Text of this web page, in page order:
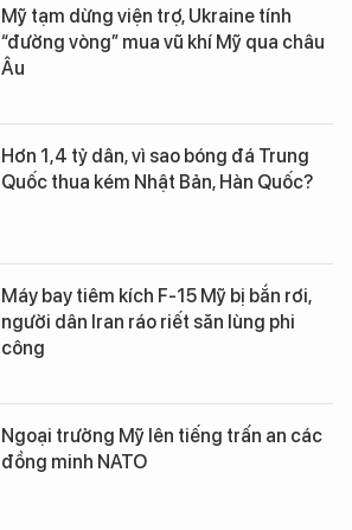
Mỹ tạm dừng viện trợ, Ukraine tính
“đường vòng” mua vũ khí Mỹ qua châu
Âu
Hơn 1,4 tỷ dân, vì sao bóng đá Trung
Quốc thua kém Nhật Bản, Hàn Quốc?
Máy bay tiêm kích F-15 Mỹ bị bắn rơi,
người dân Iran ráo riết săn lùng phi
công
Ngoại trưởng Mỹ lên tiếng trấn an các
đồng minh NATO